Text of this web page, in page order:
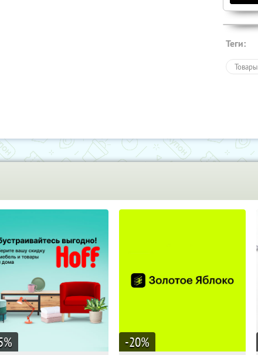
Теги:
Товары
% -20%